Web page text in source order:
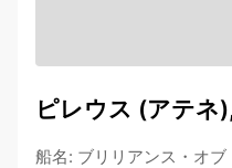
ピレウス (アテネ
船名: ブリリアンス・オ